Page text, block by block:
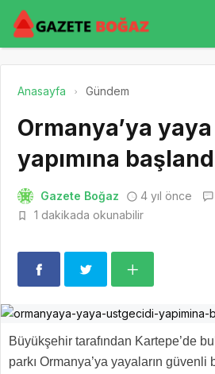
Anasayfa Gündem
Ormanya’ya
yapımına
Gazete Boğaz 4 yıl önce
1 dakikada okunabilir
Büyükşehir tarafından Kartepe’de
parkı Ormanya’ya yayaların güvenli